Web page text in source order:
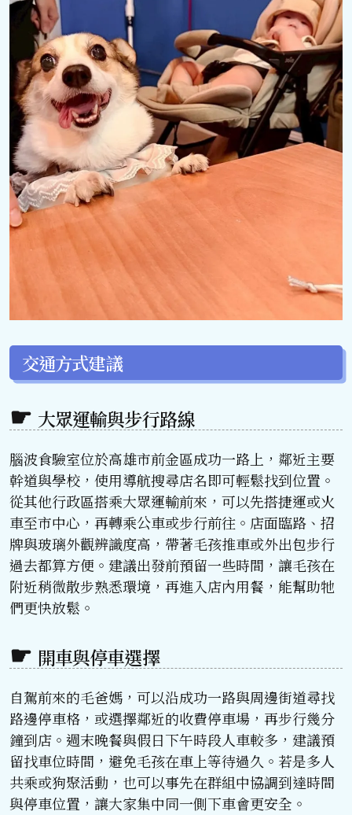
交通方式建議
大眾運輸與步行路線
腦波食驗室位於高雄市前金區成功一路上，鄰近主要
幹道與學校，使用導航搜尋店名即可輕鬆找到位置。
從其他行政區搭乘大眾運輸前來，可以先搭捷運或火
車至市中心，再轉乘公車或步行前往。店面臨路、招
牌與玻璃外觀辨識度高，帶著毛孩推車或外出包步行
過去都算方便。建議出發前預留一些時間，讓毛孩在
附近稍微散步熟悉環境，再進入店內用餐，能幫助牠
們更快放鬆。
開車與停車選擇
自駕前來的毛爸媽，可以沿成功一路與周邊街道尋找
路邊停車格，或選擇鄰近的收費停車場，再步行幾分
鐘到店。週末晚餐與假日下午時段人車較多，建議預
留找車位時間，避免毛孩在車上等待過久。若是多人
共乘或狗聚活動，也可以事先在群組中協調到達時間
與停車位置，讓大家集中同一側下車會更安全。